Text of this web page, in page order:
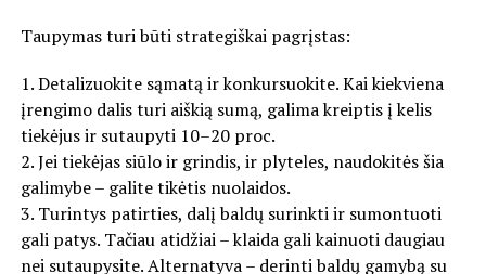
Taupymas turi būti strategiškai pagrįstas:
1. Detalizuokite sąmatą ir konkursuokite. Kai kiekviena
įrengimo dalis turi aiškią sumą, galima kreiptis į kelis
tiekėjus ir sutaupyti 10–20 proc.
2. Jei tiekėjas siūlo ir grindis, ir plyteles, naudokitės šia
galimybe – galite tikėtis nuolaidos.
3. Turintys patirties, dalį baldų surinkti ir sumontuoti
gali patys. Tačiau atidžiai – klaida gali kainuoti daugiau
nei sutaupysite. Alternatyva – derinti baldų gamybą su